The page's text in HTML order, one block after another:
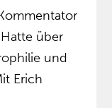
über
und
Erich